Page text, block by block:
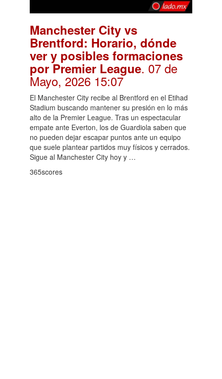
Manchester City vs
Brentford: Horario, dónde
ver y posibles formaciones
por Premier League. 07 de
Mayo, 2026 15:07
El Manchester City recibe al Brentford en el Etihad
Stadium buscando mantener su presión en lo más
alto de la Premier League. Tras un espectacular
empate ante Everton, los de Guardiola saben que
no pueden dejar escapar puntos ante un equipo
que suele plantear partidos muy físicos y cerrados.
Sigue al Manchester City hoy y …
365scores